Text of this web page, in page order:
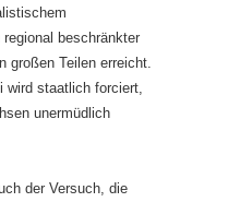
beschränkter
großen Teilen erreicht.
wird staatlich forciert,
unermüdlich
der Versuch, die